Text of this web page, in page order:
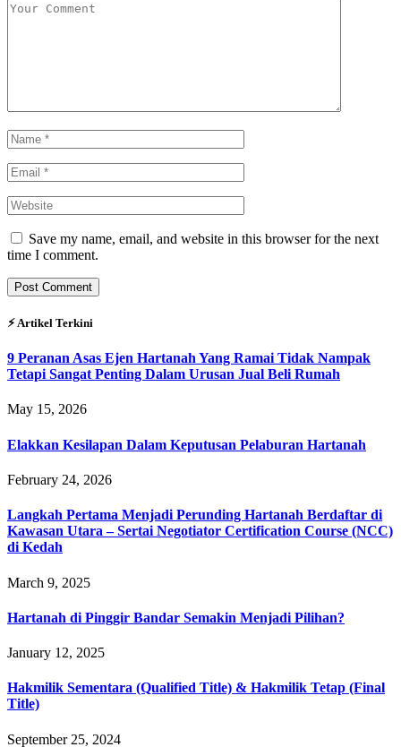
Save my name, email, and website in this browser for the next
time I comment.
⚡︎ Artikel Terkini
9 Peranan Asas Ejen Hartanah Yang Ramai Tidak Nampak
Tetapi Sangat Penting Dalam Urusan Jual Beli Rumah
May 15, 2026
Elakkan Kesilapan Dalam Keputusan Pelaburan Hartanah
February 24, 2026
Langkah Pertama Menjadi Perunding Hartanah Berdaftar di
Kawasan Utara – Sertai Negotiator Certification Course (NCC)
di Kedah
March 9, 2025
Hartanah di Pinggir Bandar Semakin Menjadi Pilihan?
January 12, 2025
Hakmilik Sementara (Qualified Title) & Hakmilik Tetap (Final
Title)
September 25, 2024